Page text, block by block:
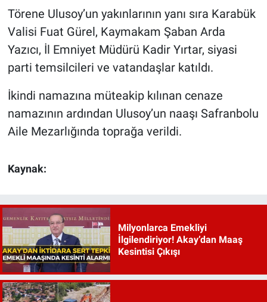
Törene Ulusoy’un yakınlarının yanı sıra Karabük
Valisi Fuat Gürel, Kaymakam Şaban Arda
Yazıcı, İl Emniyet Müdürü Kadir Yırtar, siyasi
parti temsilcileri ve vatandaşlar katıldı.
İkindi namazına müteakip kılınan cenaze
namazının ardından Ulusoy’un naaşı Safranbolu
Aile Mezarlığında toprağa verildi.
Kaynak:
Milyonlarca Emekliyi
İlgilendiriyor! Akay’dan Maaş
Kesintisi Çıkışı